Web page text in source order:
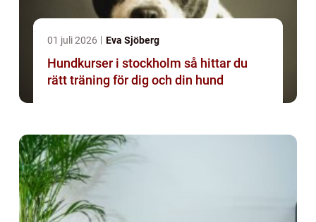
01 juli 2026 Eva Sjöberg
Hundkurser i stockholm så hittar du
rätt träning för dig och din hund